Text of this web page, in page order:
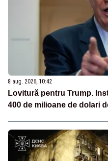
8 aug. 2026, 10:42
Lovitură pentru Trump.
400 de milioane de dolari